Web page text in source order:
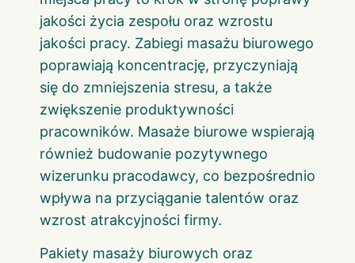
jakości życia zespołu oraz wzrostu
jakości pracy. Zabiegi masażu biurowego
poprawiają koncentrację, przyczyniają
się do zmniejszenia stresu, a także
zwiększenie produktywności
pracowników. Masaże biurowe wspierają
również budowanie pozytywnego
wizerunku pracodawcy, co bezpośrednio
wpływa na przyciąganie talentów oraz
wzrost atrakcyjności firmy.
Pakiety masaży biurowych oraz